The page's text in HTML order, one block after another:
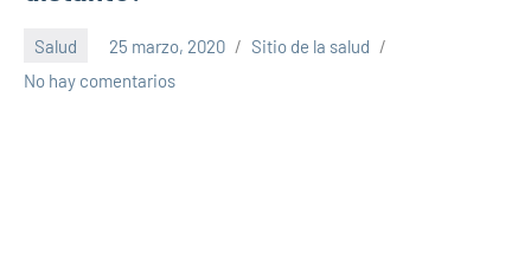
Salud 25 marzo, 2020
Sitio de la salud
No hay comentarios